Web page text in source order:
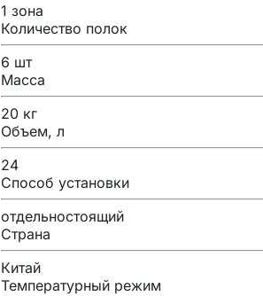
1 зона
Количество полок
6 шт
Масса
20 кг
Объем, л
24
Способ установки
отдельностоящий
Страна
Китай
Температурный режим